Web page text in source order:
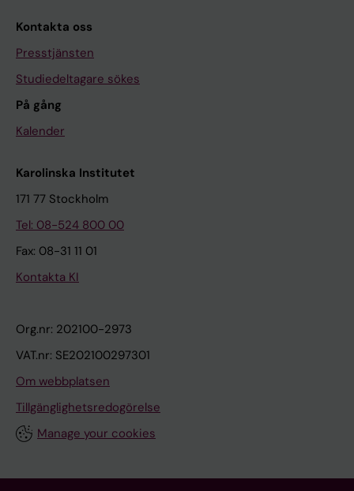
Kontakta oss
Presstjänsten
Studiedeltagare sökes
På gång
Kalender
Karolinska Institutet
171 77 Stockholm
Tel: 08-524 800 00
Fax: 08-31 11 01
Kontakta KI
Org.nr: 202100-2973
VAT.nr: SE202100297301
Om webbplatsen
Tillgänglighetsredogörelse
Manage your cookies